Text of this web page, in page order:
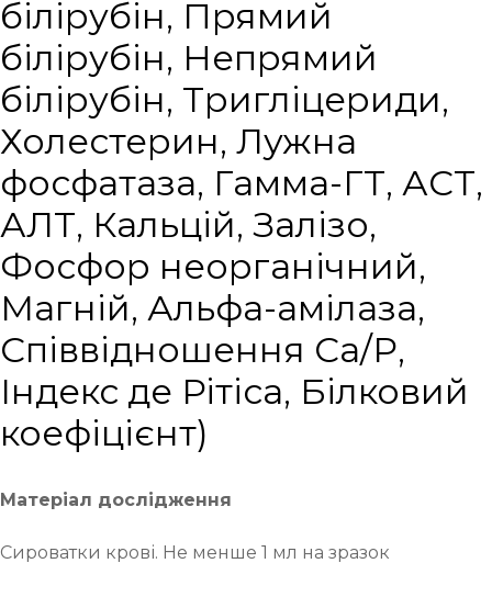
білірубін, Прямий
білірубін, Непрямий
білірубін, Тригліцериди,
Холестерин, Лужна
фосфатаза, Гамма-ГТ, АСТ,
АЛТ, Кальцій, Залізо,
Фосфор неорганічний,
Магній, Альфа-амілаза,
Співвідношення Са/Р,
Індекс де Рітіса, Білковий
коефіцієнт)
Матеріал дослідження
Сироватки крові. Не менше 1 мл на зразок